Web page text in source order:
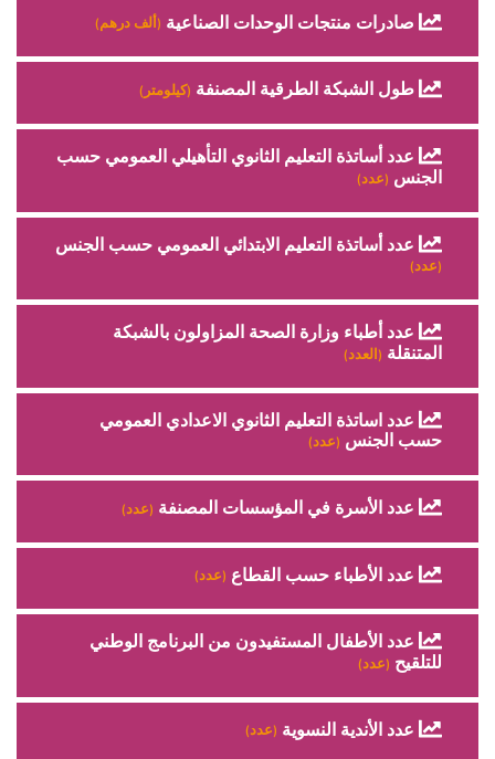
صادرات منتجات الوحدات الصناعية (ألف درهم)
طول الشبكة الطرقية المصنفة (كيلومتر)
عدد أساتذة التعليم الثانوي التأهيلي العمومي حسب
الجنس (عدد)
عدد أساتذة التعليم الابتدائي العمومي حسب الجنس
(عدد)
عدد أطباء وزارة الصحة المزاولون بالشبكة
المتنقلة (العدد)
عدد اساتذة التعليم الثانوي الاعدادي العمومي
حسب الجنس (عدد)
عدد الأسرة في المؤسسات المصنفة (عدد)
عدد الأطباء حسب القطاع (عدد)
عدد الأطفال المستفيدون من البرنامج الوطني
للتلقيح (عدد)
عدد الأندية النسوية (عدد)